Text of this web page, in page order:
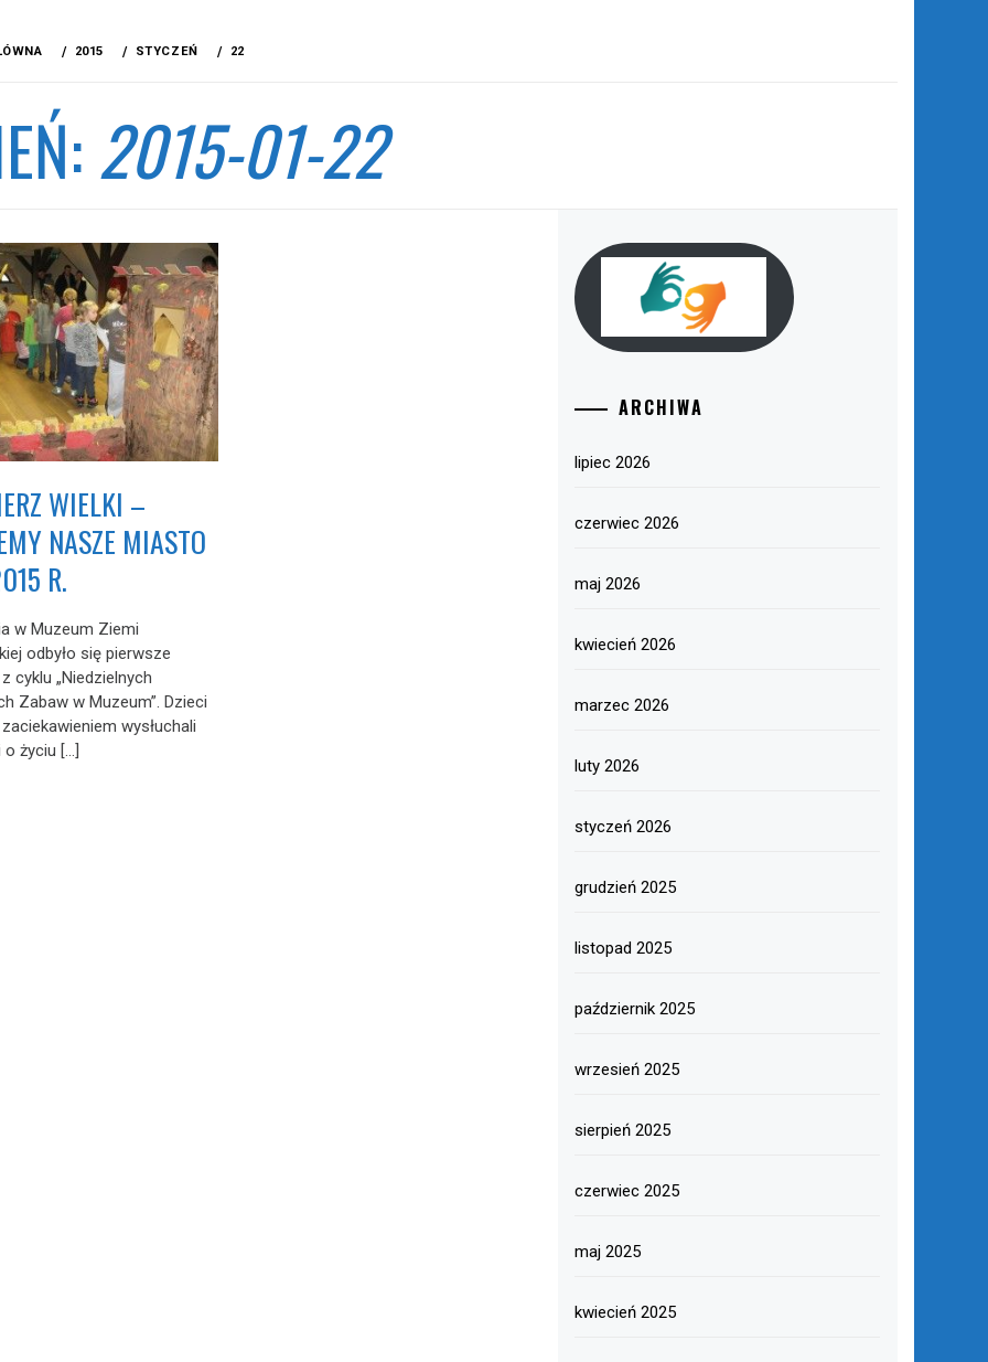
2015 STYCZEŃ 22
2015-01-22
WIELKI –
NASZE MIASTO
R.
w Muzeum Ziemi
odbyło się pierwsze
cyklu „Niedzielnych
Zabaw w Muzeum”. Dzieci
wysłuchali
życiu […]
ARCHIWA
lipiec 2026
czerwiec 2026
maj 2026
kwiecień 2026
marzec 2026
luty 2026
styczeń 2026
grudzień 2025
listopad 2025
październik 2025
wrzesień 2025
sierpień 2025
czerwiec 2025
maj 2025
kwiecień 2025